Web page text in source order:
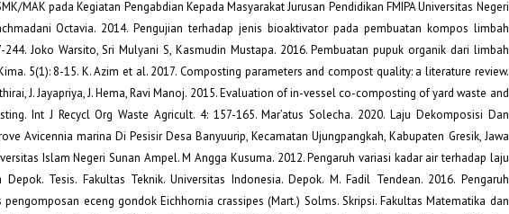
MAK pada Kegiatan Pengabdian Kepada Masyarakat Jurusan Pendidikan FMIPA Universitas Negeri
Octavia. 2014. Pengujian terhadap jenis bioaktivator pada pembuatan kompos limbah
Joko Warsito, Sri Mulyani S, Kasmudin Mustapa. 2016. Pembuatan pupuk organik dari limbah
5(1): 8-15. K. Azim et al. 2017. Composting parameters and compost quality: a literature review.
J. Jayapriya, J. Hema, Ravi Manoj. 2015. Evaluation of in-vessel co-composting of yard waste and
Int J Recycl Org Waste Agricult. 4: 157-165. Mar’atus Solecha. 2020. Laju Dekomposisi Dan
Avicennia marina Di Pesisir Desa Banyuurip, Kecamatan Ujungpangkah, Kabupaten Gresik, Jawa
Islam Negeri Sunan Ampel. M Angga Kusuma. 2012. Pengaruh variasi kadar air terhadap laju
Tesis. Fakultas Teknik. Universitas Indonesia. Depok. M. Fadil Tendean. 2016. Pengaruh
eceng gondok Eichhornia crassipes (Mart.) Solms. Skripsi. Fakultas Matematika dan